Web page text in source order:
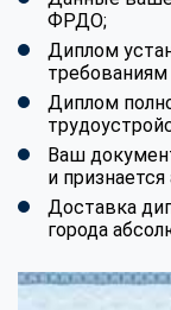
ФРДО;
Диплом
Диплом
Ваш
и
Доставка
города